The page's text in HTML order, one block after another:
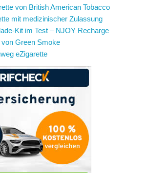
von British American Tobacco
mit medizinischer Zulassung
Kit im Test – NJOY Recharge
Green Smoke
eZigarette